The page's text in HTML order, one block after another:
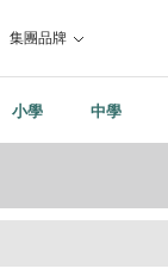
集團品牌
小學 中學